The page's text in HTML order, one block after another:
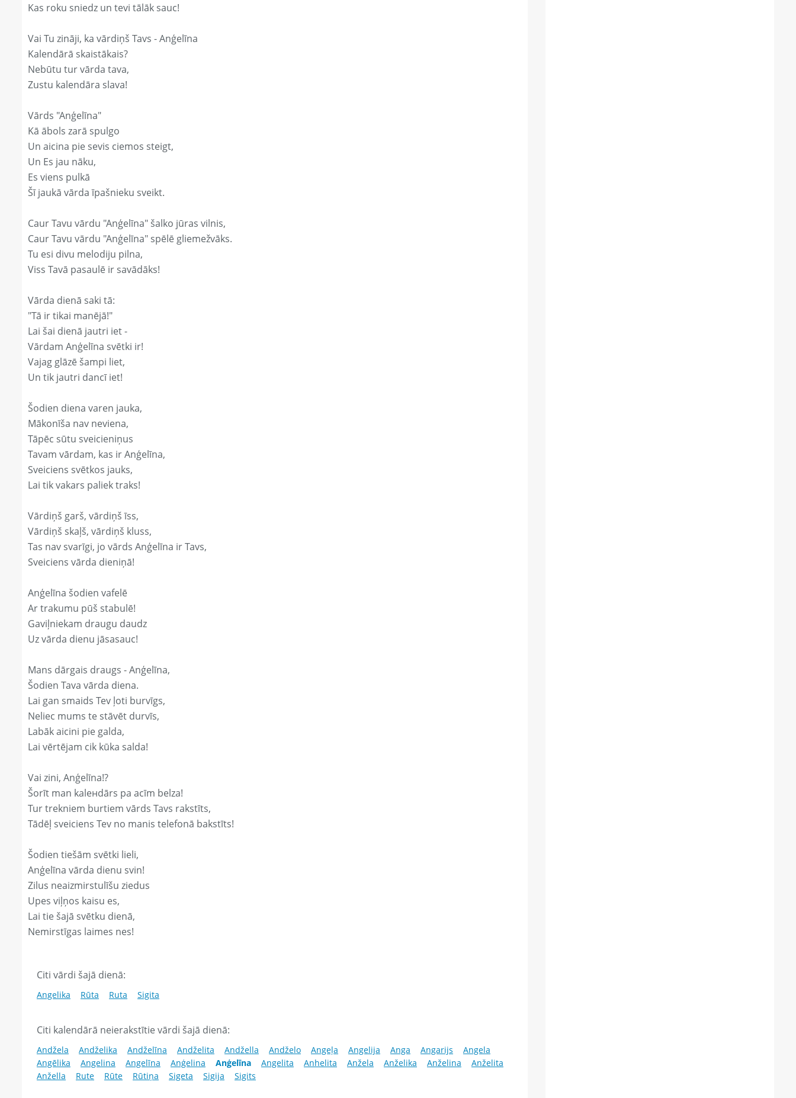
Kas roku sniedz un tevi tālāk sauc!
Vai Tu zināji, ka vārdiņš Tavs - Anģelīna
Kalendārā skaistākais?
Nebūtu tur vārda tava,
Zustu kalendāra slava!
Vārds "Anģelīna"
Kā ābols zarā spulgo
Un aicina pie sevis ciemos steigt,
Un Es jau nāku,
Es viens pulkā
Šī jaukā vārda īpašnieku sveikt.
Caur Tavu vārdu "Anģelīna" šalko jūras vilnis,
Caur Tavu vārdu "Anģelīna" spēlē gliemežvāks.
Tu esi divu melodiju pilna,
Viss Tavā pasaulē ir savādāks!
Vārda dienā saki tā:
"Tā ir tikai manējā!"
Lai šai dienā jautri iet -
Vārdam Anģelīna svētki ir!
Vajag glāzē šampi liet,
Un tik jautri dancī iet!
Šodien diena varen jauka,
Mākonīša nav neviena,
Tāpēc sūtu sveicieniņus
Tavam vārdam, kas ir Anģelīna,
Sveiciens svētkos jauks,
Lai tik vakars paliek traks!
Vārdiņš garš, vārdiņš īss,
Vārdiņš skaļš, vārdiņš kluss,
Tas nav svarīgi, jo vārds Anģelīna ir Tavs,
Sveiciens vārda dieniņā!
Anģelīna šodien vafelē
Ar trakumu pūš stabulē!
Gaviļniekam draugu daudz
Uz vārda dienu jāsasauc!
Mans dārgais draugs - Anģelīna,
Šodien Tava vārda diena.
Lai gan smaids Tev ļoti burvīgs,
Neliec mums te stāvēt durvīs,
Labāk aicini pie galda,
Lai vērtējam cik kūka salda!
Vai zini, Anģelīna!?
Šorīt man kaleнdārs pa acīm belza!
Tur trekniem burtiem vārds Tavs rakstīts,
Tādēļ sveiciens Tev no manis telefonā bakstīts!
Šodien tiešām svētki lieli,
Anģelīna vārda dienu svin!
Zilus neaizmirstulīšu ziedus
Upes viļņos kaisu es,
Lai tie šajā svētku dienā,
Nemirstīgas laimes nes!
Citi vārdi šajā dienā:
Angelika Rūta Ruta Sigita
Citi kalendārā neierakstītie vārdi šajā dienā:
Andžela Andželika Andželīna Andželita Andžella Andželo Angeļa Angelija Anga Angarijs
Angela
Angēlika
Angelina Angelīna Anģelina Anģelīna Angelita Anhelita Anžela Anželika Anželina
Anželita
Anžella
Rute Rūte Rūtiņa Sigeta Sigija Sigits